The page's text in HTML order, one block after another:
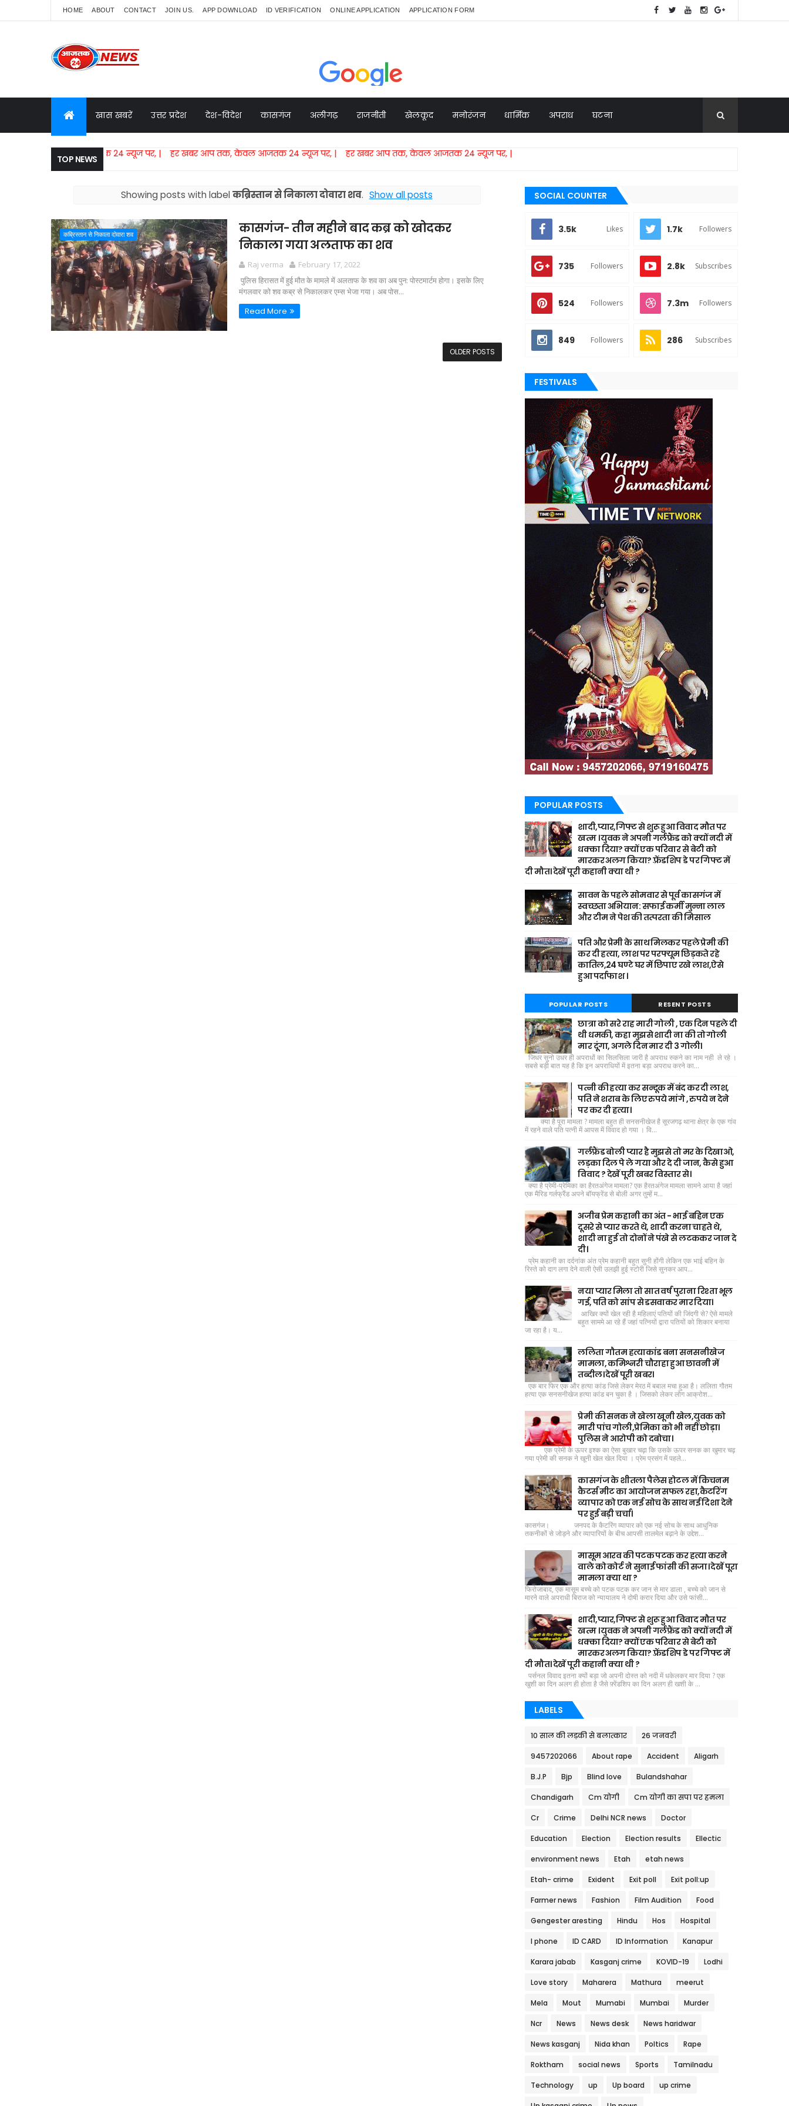
HOME ABOUT CONTACT JOIN US. APP DOWNLOAD ID VERIFICATION ONLINE APPLICATION APPLICATION FORM
खास खबरें उत्तर प्रदेश देश-विदेश कासगंज अलीगढ़ राजनीती खेलकूद मनोरंजन धार्मिक अपराध घटना
TOP NEWS
केवल आजतक 24 न्यूज पर, | हर खबर आप तक, केवल आजतक 24 न्यूज पर,​ | हर खबर आप तक, केवल आजतक 24 न्यूज पर, |
Showing posts with label कब्रिस्तान से निकाला दोवारा शव. Show all posts
कब्रिस्तान से निकाला दोवारा शव
कासगंज- तीन महीने बाद कब्र को खोदकर
निकाला गया अलताफ का शव
Raj verma
February 17, 2022
पुलिस हिरासत में हुई मौत के मामले में अलताफ के शव का अब पुन: पोस्टमार्टम होगा। इसके लिए
मंगलवार को शव कब्र से निकालकर एम्स भेजा गया। अब पोस...
Read More
OLDER POSTS
SOCIAL COUNTER
3.5k Likes 1.7k Followers
735 Followers 2.8k Subscribes
524 Followers 7.3m Followers
849 Followers 286 Subscribes
FESTIVALS
POPULAR POSTS
शादी,प्यार,गिफ्ट से शुरू हुआ विवाद मौत पर
खत्म । युवक ने अपनी गर्लफ्रैंड को क्यों नदी में
धक्का दिया? क्यों एक परिवार से बेटी को
मारकर अलग किया? फ़्रेंडशिप डे पर गिफ्ट में
दी मौत। देखें पूरी कहानी क्या थी ?
सावन के पहले सोमवार से पूर्व कासगंज में
स्वच्छता अभियान: सफाई कर्मी मुन्ना लाल
और टीम ने पेश की तत्परता की मिसाल
पति और प्रेमी के साथ मिलकर पहले प्रेमी की
कर दी हत्या, लाश पर परफ्यूम छिड़कते रहे
कातिल,24 घण्टे घर में छिपाए रखे लाश,ऐसे
हुआ पर्दाफाश ।
POPULAR POSTS RESENT POSTS
छात्रा को सरे राह मारी गोली , एक दिन पहले दी
थी धमकी, कहा मुझसे शादी ना की तो गोली
मार दूंगा, अगले दिन मार दी 3 गोली।
जिधर सुनो उधर ही अपराधों का सिलसिला जारी है अपराध रुकने का नाम नही ले रहे ।
सबसे बड़ी बात यह है कि इन अपराधियों में इतना बड़ा अपराध करने का...
पत्नी की हत्या कर सन्दूक में बंद कर दी लाश,
पति ने शराब के लिए रुपये मांगे , रुपये न देने
पर कर दी हत्या।
क्या है पूरा मामला ? मामला बहुत ही सनसनीखेज है सूरजगढ़ थाना क्षेत्र के एक गांव
में रहने वाले पति पत्नी में आपस में विवाद हो गया । वि...
गर्लफ्रैंड बोली प्यार है मुझसे तो मर के दिखाओ,
लड़का दिल पे ले गया और दे दी जान, कैसे हुआ
विवाद ? देखें पूरी खबर विस्तार से।
क्या है प्रेमी-प्रेमिका का हैरतअंगेज मामला? एक हैरतअंगेज मामला सामने आया है जहां
एक मैरिड गर्लफ्रैंड अपने बॉयफ्रेंड से बोली अगर तुम्हें म...
अजीब प्रेम कहानी का अंत - भाई बहिन एक
दूसरे से प्यार करते थे, शादी करना चाहते थे,
शादी ना हुई तो दोनों ने पंखे से लटककर जान दे
दी।
प्रेम कहानी का दर्दनांक अंत प्रेम कहानी बहुत सुनी होंगी लेकिन एक भाई बहिन के
रिस्ते को दाग लगा देने वाली ऐसी उलझी हुई स्टोरी जिसे सुनकर आप...
नया प्यार मिला तो सात वर्ष पुराना रिश्ता भूल
गई, पति को सांप से डसवाकर मार दिया।
आखिर क्यों खेल रही है महिलाएं पतियों की जिंदगी से? ऐसे मामले
बहुत साममे आ रहे हैं जहां पत्नियों द्वारा पतियों को शिकार बनाया
जा रहा है। य...
ललिता गौतम हत्याकांड बना सनसनीखेज
मामला, कमिश्नरी चौराहा हुआ छावनी में
तब्दील। देखें पूरी खबर।
एक बार फिर एक और हत्या कांड जिसे लेकर मेरठ में बबाल मचा हुआ है। ललिता गौतम
हत्या एक सनसनीखेज हत्या कांड बन चुका है । जिसको लेकर लोग आक्रोश...
प्रेमी की सनक ने खेला खूनी खेल,युवक को
मारी पांच गोली,प्रेमिका को भी नहीं छोड़ा।
पुलिस ने आरोपी को दबोचा।
एक प्रेमी के ऊपर इश्क का ऐसा बुखार चढ़ा कि उसके ऊपर सनक का खुमार चढ़
गया प्रेमी की सनक ने खूनी खेल खेल दिया । प्रेम प्रसंग में पहले...
कासगंज के शीतला पैलेस होटल में किचनम
कैटर्स मीट का आयोजन सफल रहा,कैटरिंग
व्यापार को एक नई सोच के साथ नई दिशा देने
पर हुई बड़ी चर्चा।
कासगंज। जनपद के कैटरिंग व्यापार को एक नई सोच के साथ आधुनिक
तकनीकों से जोड़ने और व्यापारियों के बीच आपसी तालमेल बढ़ाने के उद्देश...
मासूम आरव की पटक पटक कर हत्या करने
वाले को कोर्ट ने सुनाई फांसी की सजा। देखें पूरा
मामला क्या था ?
फिरोजाबाद, एक मासूम बच्चे को पटक पटक कर जान से मार डाला , बच्चे को जान से
मारने वाले अपराधी बिराज को न्यायालय ने दोषी करार दिया और उसे फांसी...
शादी,प्यार,गिफ्ट से शुरू हुआ विवाद मौत पर
खत्म । युवक ने अपनी गर्लफ्रैंड को क्यों नदी में
धक्का दिया? क्यों एक परिवार से बेटी को
मारकर अलग किया? फ़्रेंडशिप डे पर गिफ्ट में
दी मौत। देखें पूरी कहानी क्या थी ?
पर्सनल विवाद इतना क्यों बड़ा जो अपनी दोस्त को नदी में धकेलकर मार दिया ? एक
खुशी का दिन अलग ही होता है जैसे फ़्रेंडशिप का दिन अलग ही खशी के ...
LABELS
10 साल की लड़की से बलात्कार 26 जनवरी
9457202066 About rape Accident Aligarh
B.J.P Bjp Blind love Bulandshahar
Chandigarh Cm योगी Cm योगी का सपा पर हमला
Cr Crime Delhi NCR news Doctor
Education Election Election results Ellectic
environment news Etah etah news
Etah- crime Exident Exit poll Exit poll:up
Farmer news Fashion Film Audition Food
Gengester aresting Hindu Hos Hospital
I phone ID CARD ID Information Kanapur
Karara jabab Kasganj crime KOVID-19 Lodhi
Love story Maharera Mathura meerut
Mela Mout Mumabi Mumbai Murder
Ncr News News desk News haridwar
News kasganj Nida khan Poltics Rape
Roktham social news Sports Tamilnadu
Technology up Up board up crime